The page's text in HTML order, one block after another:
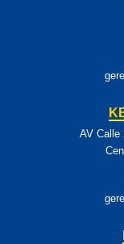
AV Calle